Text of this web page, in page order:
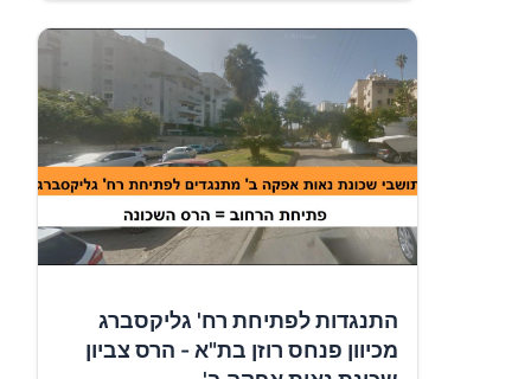
התנגדות לפתיחת רח' גליקסברג
מכיוון פנחס רוזן בת"א - הרס צביון